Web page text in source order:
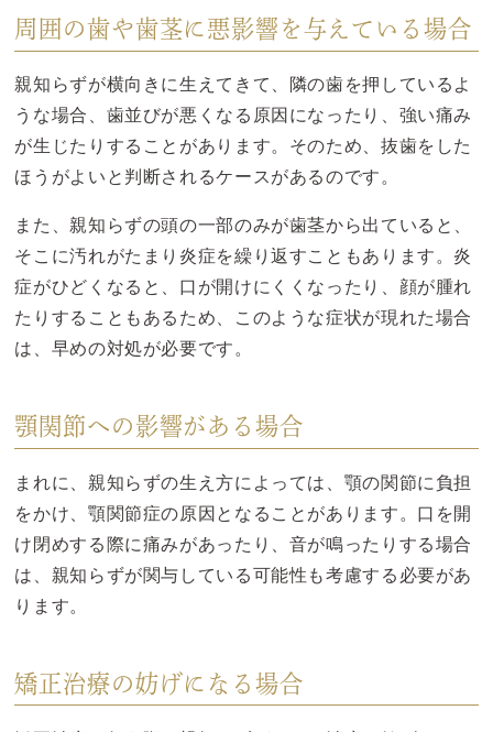
周囲の歯や歯茎に悪影響を与えている場合
親知らずが横向きに生えてきて、隣の歯を押しているよ
うな場合、歯並びが悪くなる原因になったり、強い痛み
が生じたりすることがあります。そのため、抜歯をした
ほうがよいと判断されるケースがあるのです。
また、親知らずの頭の一部のみが歯茎から出ていると、
そこに汚れがたまり炎症を繰り返すこともあります。炎
症がひどくなると、口が開けにくくなったり、顔が腫れ
たりすることもあるため、このような症状が現れた場合
は、早めの対処が必要です。
顎関節への影響がある場合
まれに、親知らずの生え方によっては、顎の関節に負担
をかけ、顎関節症の原因となることがあります。口を開
け閉めする際に痛みがあったり、音が鳴ったりする場合
は、親知らずが関与している可能性も考慮する必要があ
ります。
矯正治療の妨げになる場合